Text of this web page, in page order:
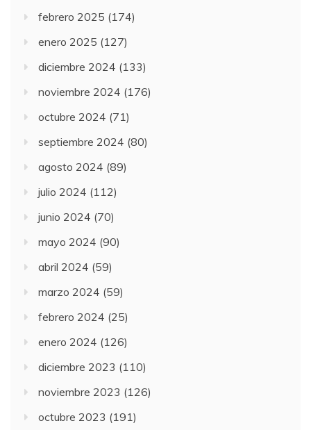
febrero 2025 (174)
enero 2025 (127)
diciembre 2024 (133)
noviembre 2024 (176)
octubre 2024 (71)
septiembre 2024 (80)
agosto 2024 (89)
julio 2024 (112)
junio 2024 (70)
mayo 2024 (90)
abril 2024 (59)
marzo 2024 (59)
febrero 2024 (25)
enero 2024 (126)
diciembre 2023 (110)
noviembre 2023 (126)
octubre 2023 (191)